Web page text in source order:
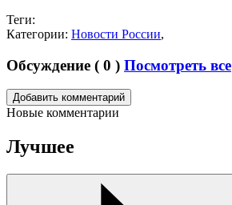
Теги:
Категории: Новости России,
Обсуждение ( 0 ) Посмотреть все
Новые комментарии
Лучшее